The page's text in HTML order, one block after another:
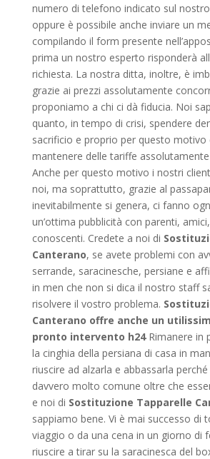
numero di telefono indicato sul
oppure è possibile anche inviare un
compilando il form presente
prima un nostro esperto risponderà
richiesta. La nostra ditta, inoltre, è
grazie ai prezzi assolutamente
proponiamo a chi ci dà fiducia. Noi
quanto, in tempo di crisi, spendere
sacrificio e proprio per questo motivo
mantenere delle tariffe
Anche per questo motivo i nostri
noi, ma soprattutto, grazie al
inevitabilmente si genera, ci fanno
un’ottima pubblicità con parenti,
conoscenti. Credete a noi di
Canterano, se avete problemi con
serrande, saracinesche, persiane e
in men che non si dica il nostro staff
risolvere il vostro problema.
Canterano offre anche un
pronto intervento h24Rimanere in
la cinghia della persiana di casa in
riuscire ad alzarla e abbassarla
davvero molto comune oltre che
e noi di Sostituzione Tapparelle
sappiamo bene. Vi è mai successo di
viaggio o da una cena in un giorno di
riuscire a tirar su la saracinesca del